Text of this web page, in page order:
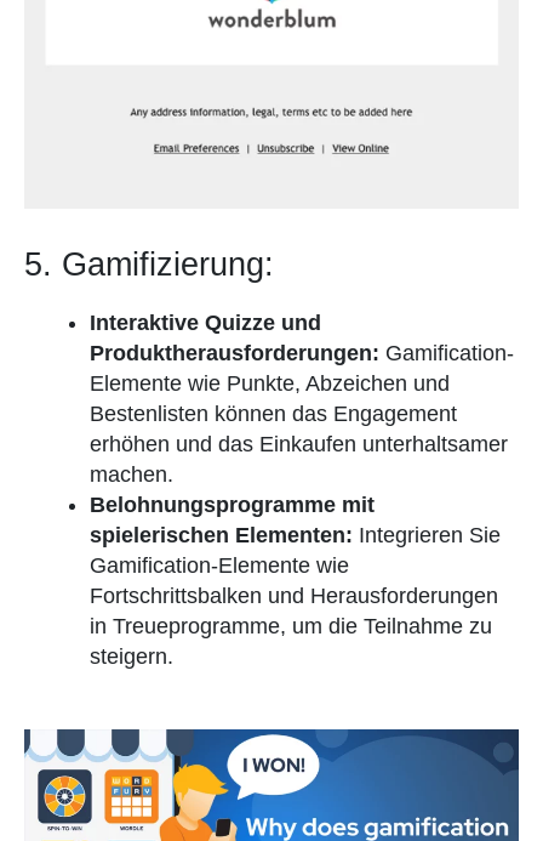
5. Gamifizierung:
Interaktive Quizze und
Produktherausforderungen: Gamification-
Elemente wie Punkte, Abzeichen und
Bestenlisten können das Engagement
erhöhen und das Einkaufen unterhaltsamer
machen.
Belohnungsprogramme mit
spielerischen Elementen: Integrieren Sie
Gamification-Elemente wie
Fortschrittsbalken und Herausforderungen
in Treueprogramme, um die Teilnahme zu
steigern.